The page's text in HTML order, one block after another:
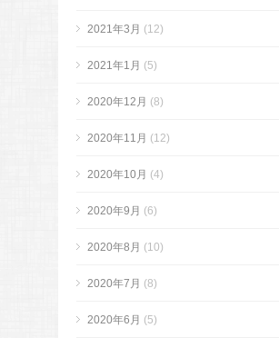
2021年3月 (12)
2021年1月 (5)
2020年12月 (8)
2020年11月 (12)
2020年10月 (4)
2020年9月 (6)
2020年8月 (10)
2020年7月 (8)
2020年6月 (5)